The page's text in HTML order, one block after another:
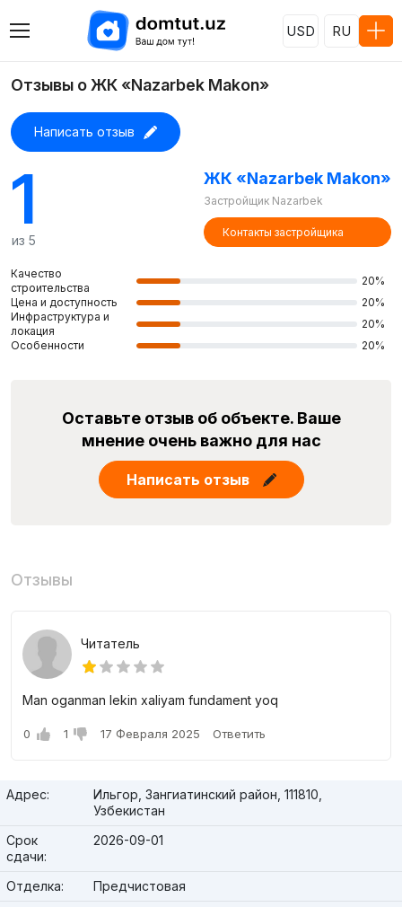
USD RU
Отзывы о ЖК «Nazarbek Makon»
Написать отзыв
1
из 5
Качество
строительства
20%
Цена и доступность
20%
Инфраструктура и
локация
20%
Особенности
20%
ЖК «Nazarbek Makon»
Застройщик Nazarbek
Контакты застройщика
Оставьте отзыв об объекте. Ваше
мнение очень важно для нас
Написать отзыв
Отзывы
Читатель
Man oganman lekin xaliyam fundament yoq
0 1 17 Февраля 2025 Ответить
Адрес:
Ильгор, Зангиатинский район, 111810,
Узбекистан
Срок
сдачи:
2026-09-01
Отделка:
Предчистовая